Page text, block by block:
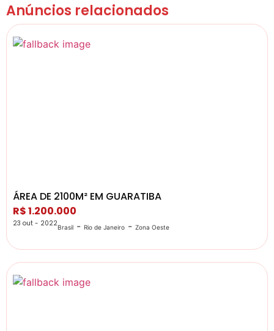
Anúncios relacionados
ÁREA DE 2100M² EM GUARATIBA
R$ 1.200.000
23 out - 2022Brasil - Rio de Janeiro - Zona Oeste